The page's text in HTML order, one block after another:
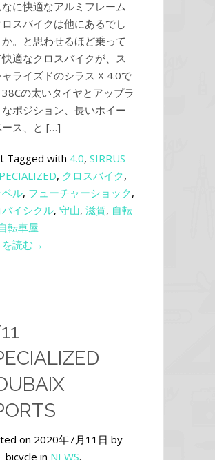
なに快適なアルミフレーム
スバイクは他にあるでし
か。と思わせるほど乗って
適なクロスバイクが、ス
ライズドのシラス X 4.0で
の太いタイヤとアップラ
ポジション、長いホイー
ース、と […]
Tagged with 4.0, SIRRUS
, クロスバイク,
ル, フューチャーショック,
バイシクル, 守山, 滋賀, 自転
転車屋
を読む→
on 2020年7月11日 by
in NEWS.